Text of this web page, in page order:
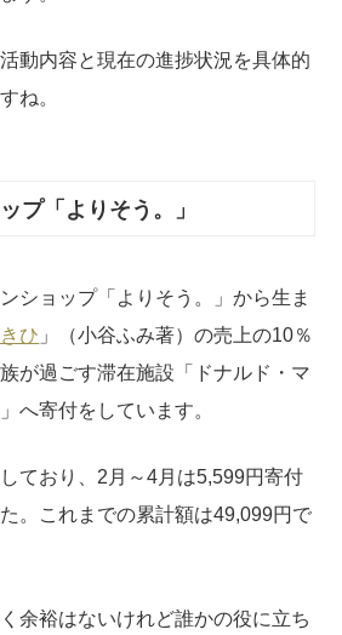
動内容と現在の進捗状況を具体的
ね。
プ「よりそう。」
ショップ「よりそう。」から生ま
ひ 」（小谷ふみ著）の売上の10％
が過ごす滞在施設「ドナルド・マ
へ寄付をしています。
ており、2月～4月は5,599円寄付
。これまでの累計額は49,099円で
余裕はないけれど誰かの役に立ち